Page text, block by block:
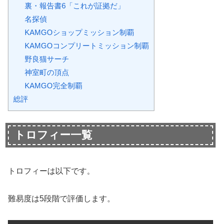
裏・報告書6「これが証拠だ」
名探偵
KAMGOショップミッション制覇
KAMGOコンプリートミッション制覇
野良猫サーチ
神室町の頂点
KAMGO完全制覇
総評
トロフィー一覧
トロフィーは以下です。
難易度は5段階で評価します。